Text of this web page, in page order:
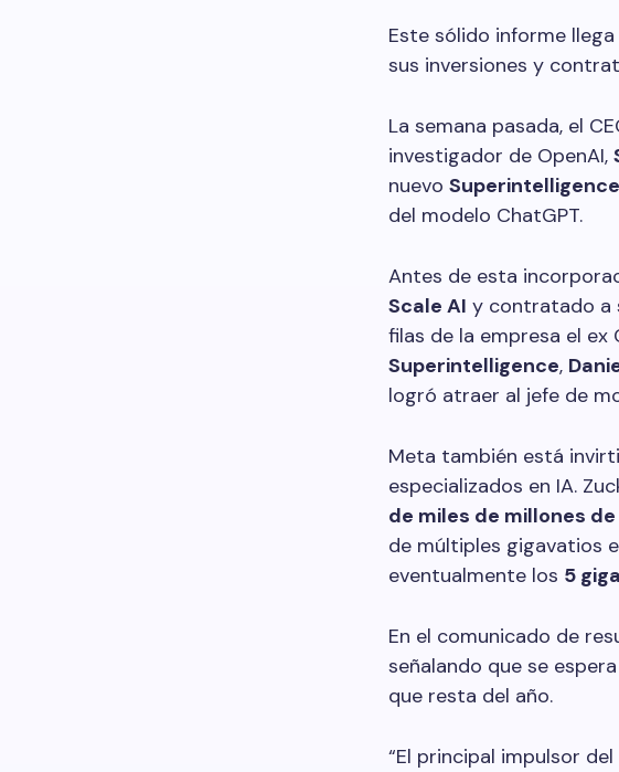
Este sólido informe
sus inversiones y
La semana pasada, el
investigador de OpenAI,
nuevo
del modelo ChatGPT.
Antes de esta
Scale AI y contratado a
filas de la empresa el ex
Superintelligence,
logró atraer al jefe de
Meta también está
especializados en IA.
de miles de millones
de múltiples gigavatios
eventualmente los 5
En el comunicado de
señalando que se
que resta del año.
“El principal impulsor